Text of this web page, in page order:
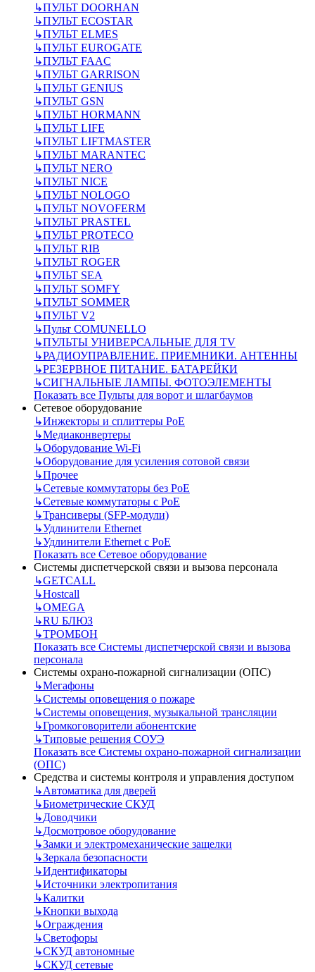
↳ПУЛЬТ DOORHAN
↳ПУЛЬТ ECOSTAR
↳ПУЛЬТ ELMES
↳ПУЛЬТ EUROGATE
↳ПУЛЬТ FAAC
↳ПУЛЬТ GARRISON
↳ПУЛЬТ GENIUS
↳ПУЛЬТ GSN
↳ПУЛЬТ HORMANN
↳ПУЛЬТ LIFE
↳ПУЛЬТ LIFTMASTER
↳ПУЛЬТ MARANTEC
↳ПУЛЬТ NERO
↳ПУЛЬТ NICE
↳ПУЛЬТ NOLOGO
↳ПУЛЬТ NOVOFERM
↳ПУЛЬТ PRASTEL
↳ПУЛЬТ PROTECO
↳ПУЛЬТ RIB
↳ПУЛЬТ ROGER
↳ПУЛЬТ SEA
↳ПУЛЬТ SOMFY
↳ПУЛЬТ SOMMER
↳ПУЛЬТ V2
↳Пульт СOMUNELLO
↳ПУЛЬТЫ УНИВЕРСАЛЬНЫЕ ДЛЯ TV
↳РАДИОУПРАВЛЕНИЕ. ПРИЕМНИКИ. АНТЕННЫ
↳РЕЗЕРВНОЕ ПИТАНИЕ. БАТАРЕЙКИ
↳СИГНАЛЬНЫЕ ЛАМПЫ. ФОТОЭЛЕМЕНТЫ
Показать все Пульты для ворот и шлагбаумов
Сетевое оборудование
↳Инжекторы и сплиттеры РоЕ
↳Медиаконвертеры
↳Оборудование Wi-Fi
↳Оборудование для усиления сотовой связи
↳Прочее
↳Сетевые коммутаторы без РоЕ
↳Сетевые коммутаторы с РоЕ
↳Трансиверы (SFP-модули)
↳Удлинители Ethernet
↳Удлинители Ethernet с PoE
Показать все Сетевое оборудование
Системы диспетчерской связи и вызова персонала
↳GETCALL
↳Hostcall
↳OMEGA
↳RU БЛЮЗ
↳ТРОМБОН
Показать все Системы диспетчерской связи и вызова
персонала
Системы охрано-пожарной сигнализации (ОПС)
↳Мегафоны
↳Системы оповещения о пожаре
↳Системы оповещения, музыкальной трансляции
↳Громкоговорители абонентские
↳Типовые решения СОУЭ
Показать все Системы охрано-пожарной сигнализации
(ОПС)
Средства и системы контроля и управления доступом
↳Автоматика для дверей
↳Биометрические СКУД
↳Доводчики
↳Досмотровое оборудование
↳Замки и электромеханические защелки
↳Зеркала безопасности
↳Идентификаторы
↳Источники электропитания
↳Калитки
↳Кнопки выхода
↳Ограждения
↳Светофоры
↳СКУД автономные
↳СКУД сетевые